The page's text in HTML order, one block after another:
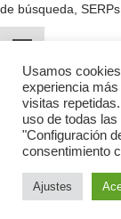
de búsqueda,
Política
2019 Glosario
Usamos
experiencia
visitas
uso de todas
"Configuración
consentimiento
Ajustes